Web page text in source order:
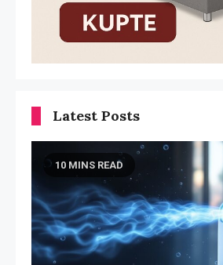
Latest Posts
10 MINS READ